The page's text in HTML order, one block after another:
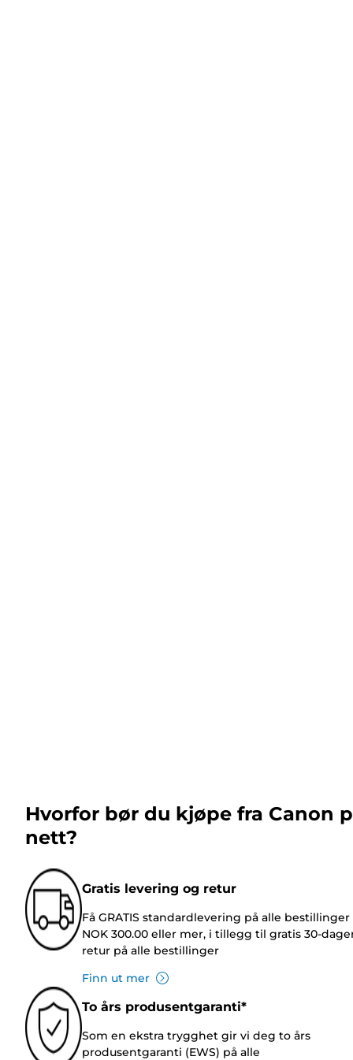
Hvorfor bør du kjøpe fra Canon
nett?
Gratis levering og retur
Få GRATIS standardlevering på alle bestillinger
NOK 300.00 eller mer, i tillegg til gratis 30-
retur på alle bestillinger
Finn ut mer
To års produsentgaranti*
Som en ekstra trygghet gir vi deg to års
produsentgaranti (EWS) på alle